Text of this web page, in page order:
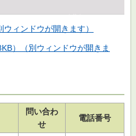
ィンドウが開きます）
）（別ウィンドウが開きま
問い合わ
せ
電話番号